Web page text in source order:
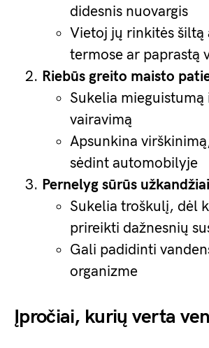
didesnis nuovargis
Vietoj jų rinkitės šiltą
termose ar paprastą
Riebūs greito maisto
Sukelia mieguistumą
vairavimą
Apsunkina
sėdint automobilyje
Pernelyg sūrūs užkandžiai
Sukelia troškulį, dėl
prireikti dažnesnių
Gali padidinti
organizme
Įpročiai, kurių verta